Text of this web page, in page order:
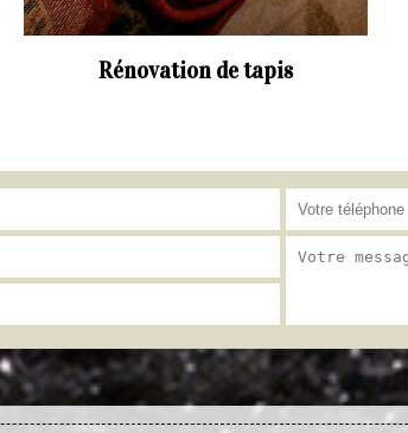
Rénovation de tapis